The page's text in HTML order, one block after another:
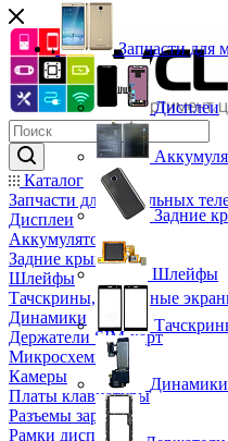
Каталог
Запчасти для мобильных
Дисплеи
Аккумуляторы
Задние крышки
Шлейфы
Тачскрины, сенсорные
Динамики
Держатели SIM-карт
Микросхемы
Камеры
Платы клавиатуры
Разъемы зарядки
Рамки дисплея
Запчасти для
Дисплеи
Задние
Шлейфы
Динамики